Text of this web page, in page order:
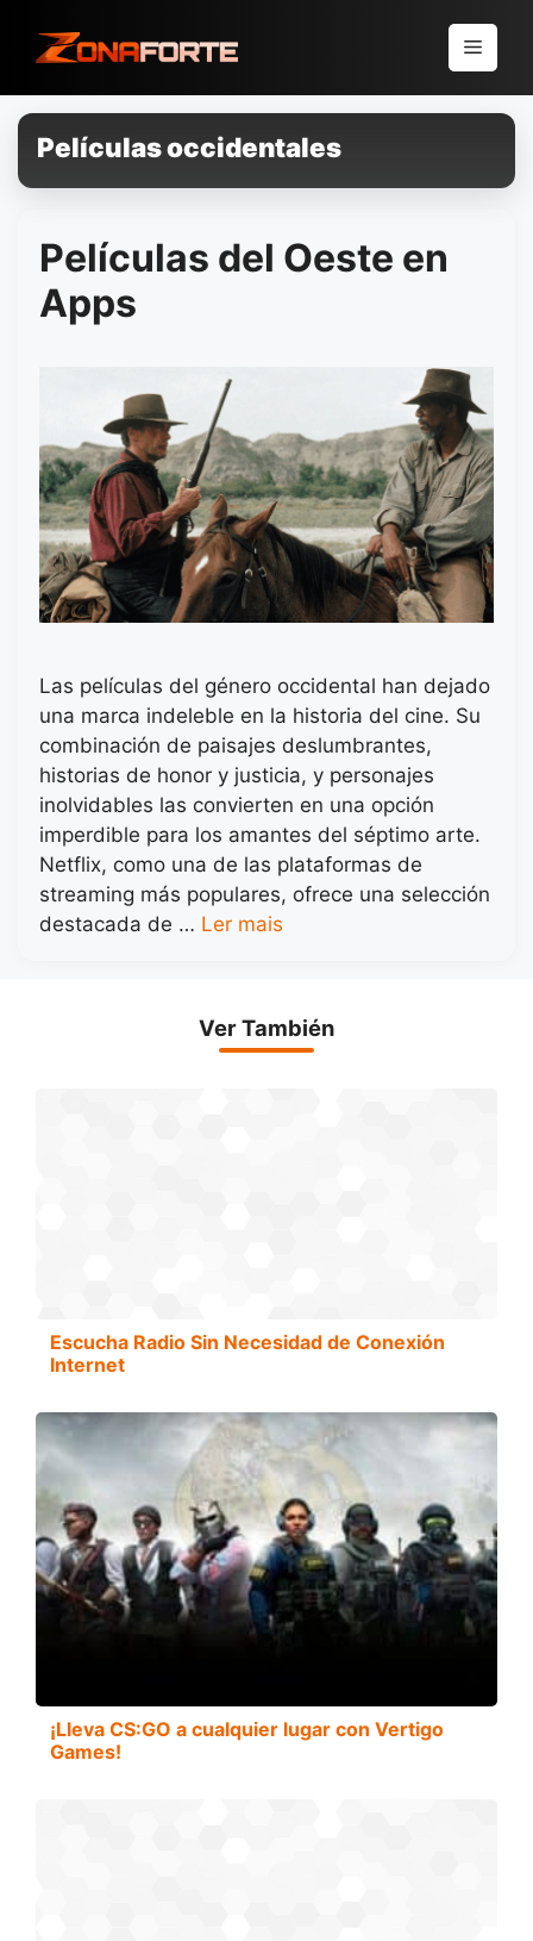
para
conteúdo
Menu
Películas occidentales
Películas del Oeste en
Apps
Las películas del género occidental han dejado
una marca indeleble en la historia del cine. Su
combinación de paisajes deslumbrantes,
historias de honor y justicia, y personajes
inolvidables las convierten en una opción
imperdible para los amantes del séptimo arte.
Netflix, como una de las plataformas de
streaming más populares, ofrece una selección
destacada de … Ler mais
Ver También
Escucha Radio Sin Necesidad de Conexión
Internet
¡Lleva CS:GO a cualquier lugar con Vertigo
Games!